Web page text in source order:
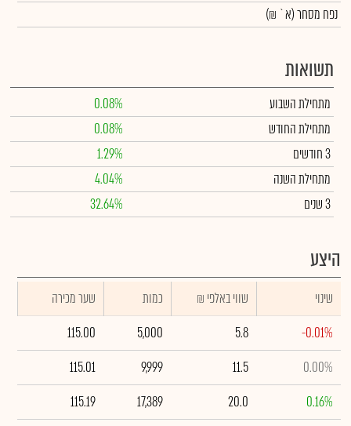
נפח מסחר(א` ₪)
תשואות
מתחילת השבוע
0.08%
מתחילת החודש
0.08%
3 חודשים
1.29%
מתחילת השנה
4.04%
3 שנים
32.64%
היצע
שינוי ₪ שווי באלפי כמות
שער מכירה
-0.01%
5.8
5,000
115.00
0.00%
11.5
9,999
115.01
0.16%
20.0
17,389
115.19